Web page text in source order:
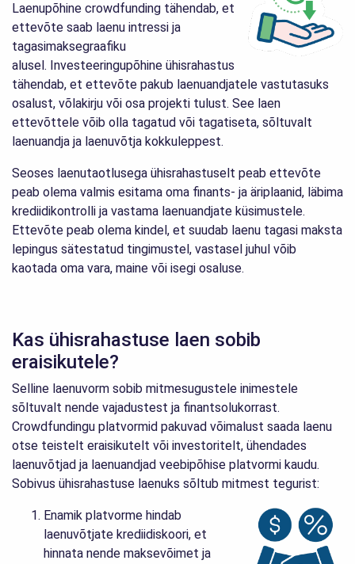
Laenupõhine crowdfunding tähendab, et
ettevõte saab laenu intressi ja
tagasimaksegraafiku
alusel. Investeeringupõhine ühisrahastus
tähendab, et ettevõte pakub laenuandjatele vastutasuks
osalust, võlakirju või osa projekti tulust. See laen
ettevõttele võib olla tagatud või tagatiseta, sõltuvalt
laenuandja ja laenuvõtja kokkuleppest.
Seoses laenutaotlusega ühisrahastuselt peab ettevõte
peab olema valmis esitama oma finants- ja äriplaanid, läbima
krediidikontrolli ja vastama laenuandjate küsimustele.
Ettevõte peab olema kindel, et suudab laenu tagasi maksta
lepingus sätestatud tingimustel, vastasel juhul võib
kaotada oma vara, maine või isegi osaluse.
Kas ühisrahastuse laen sobib
eraisikutele?
Selline laenuvorm sobib mitmesugustele inimestele
sõltuvalt nende vajadustest ja finantsolukorrast.
Crowdfundingu platvormid pakuvad võimalust saada laenu
otse teistelt eraisikutelt või investoritelt, ühendades
laenuvõtjad ja laenuandjad veebipõhise platvormi kaudu.
Sobivus ühisrahastuse laenuks sõltub mitmest tegurist:
Enamik platvorme hindab
laenuvõtjate krediidiskoori, et
hinnata nende maksevõimet ja